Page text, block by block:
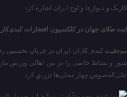
کازبک و دیوارها و اوج ایران اشاره کرد.
ثبت طلای جهان در کلکسیون افتخارات
موفقیت کبدی کاران ایران در جریان نخستین
شور و نشاط خاصی را در بین اهالی ورزش
علی‌الخصوص چهار محلی‌ها تزریق کرد.